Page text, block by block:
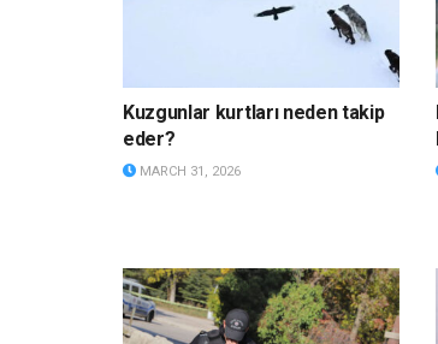
Kuzgunlar kurtları neden takip
eder?
MARCH 31, 2026